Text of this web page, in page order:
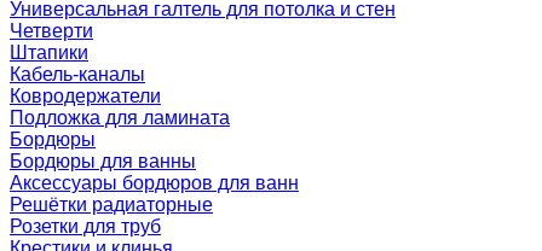
Универсальная галтель для потолка и стен
Четверти
Штапики
Кабель-каналы
Ковродержатели
Подложка для ламината
Бордюры
Бордюры для ванны
Аксессуары бордюров для ванн
Решётки радиаторные
Розетки для труб